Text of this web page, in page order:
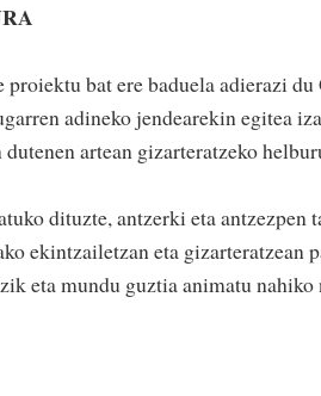
proiektu bat ere baduela adierazi
adineko jendearekin egitea
artean gizarteratzeko
dituzte, antzerki eta antzezpen
ekintzailetzan eta gizarteratzean
eta mundu guztia animatu nahiko